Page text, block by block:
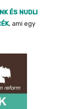
ÉS NUDLI
, ami egy